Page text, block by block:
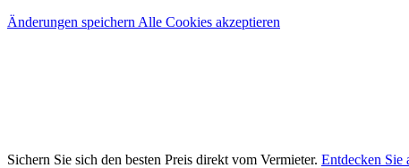
Änderungen speichern Alle Cookies akzeptieren
Sichern Sie sich den besten Preis direkt vom Vermieter. Entdecken Sie